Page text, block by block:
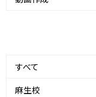
すべて
麻生校